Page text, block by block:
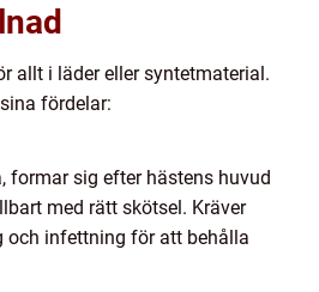
allt i läder eller syntetmaterial.
fördelar:
formar sig efter hästens huvud
med rätt skötsel. Kräver
och infettning för att behålla